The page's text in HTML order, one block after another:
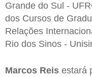
Grande do Sul -
dos Cursos de
Relações
Rio dos Sinos -
Marcos Reis estará